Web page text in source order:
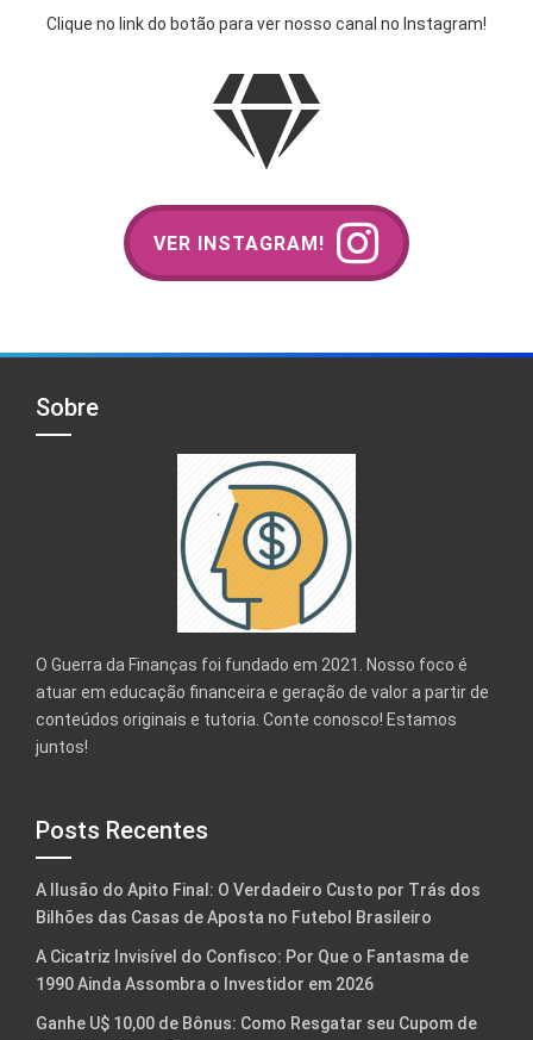
Clique no link do botão para ver nosso canal no Instagram!
VER INSTAGRAM!
Sobre
O Guerra da Finanças foi fundado em 2021. Nosso foco é
atuar em educação financeira e geração de valor a partir de
conteúdos originais e tutoria. Conte conosco! Estamos
juntos!
Posts Recentes
A Ilusão do Apito Final: O Verdadeiro Custo por Trás dos
Bilhões das Casas de Aposta no Futebol Brasileiro
A Cicatriz Invisível do Confisco: Por Que o Fantasma de
1990 Ainda Assombra o Investidor em 2026
Ganhe U$ 10,00 de Bônus: Como Resgatar seu Cupom de